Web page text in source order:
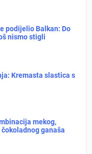
podijelio Balkan: Do
nismo stigli
Kremasta slastica s
mekog,
ganaša